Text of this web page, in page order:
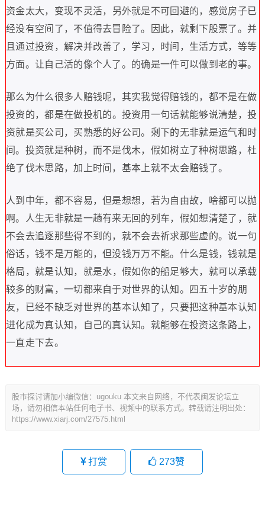
资金太大， 变现不灵活， 另外就是不可回避的， 感觉房子已
经没有空间了， 不值得去冒险了。 因此， 就剩下股票了。 并
且通过投资， 解决并改善了 ， 学习， 时间， 生活方式， 等等
方面。 让自己活的像个人了。 的确是一件可以做到老的事。
那么为什么很多人赔钱呢， 其实我觉得赔钱的， 都不是在做
投资的，都是在做投机的。 投资用一句话就能够说清楚， 投
资就是买公司， 买熟悉的好公司。 剩下的无非就是运气和时
间。 投资就是种树， 而不是伐木， 假如树立了种树思路，杜
绝了伐木思路，加上时间， 基本上就不太会赔钱了。
人到中年， 都不容易，但是想想， 若为自由故， 啥都可以抛
啊。 人生无非就是一趟有来无回的列车， 假如想清楚了 ， 就
不会去追逐那些得不到的， 就不会去祈求那些虚的。说一句
俗话， 钱不是万能的，但没钱万万不能。 什么是钱，钱就是
格局， 就是认知， 就是水， 假如你的船足够大， 就可以承载
较多的财富， 一切都来自于对世界的认知。 四五十岁的朋
友， 已经不缺乏对世界的基本认知了， 只要把这种基本认知
进化成为真认知， 自己的真认知。 就能够在投资这条路上，
一直走下去。
股市探讨请加小编微信：ugouku 本文来自网络，不代表闽发论坛立
场，请勿相信本站任何电子书、视频中的联系方式。转载请注明出处：
https://www.xiarj.com/27575.html
打赏 273赞